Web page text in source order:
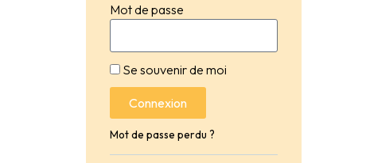
Mot de passe
Se souvenir de moi
Connexion
Mot de passe perdu ?